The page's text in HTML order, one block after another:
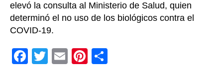
elevó la consulta al Ministerio de Salud, quien
determinó el no uso de los biológicos contra el
COVID-19.
F
T
E
Pi